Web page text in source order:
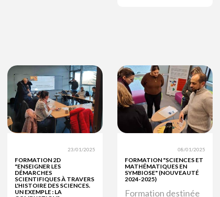
23/01/2025
FORMATION 2D
"ENSEIGNER LES
DÉMARCHES
SCIENTIFIQUES À TRAVERS
L'HISTOIRE DES SCIENCES.
UN EXEMPLE : LA
08/01/2025
FORMATION "SCIENCES ET
MATHÉMATIQUES EN
SYMBIOSE" (NOUVEAUTÉ
2024-2025)
Formation destinée